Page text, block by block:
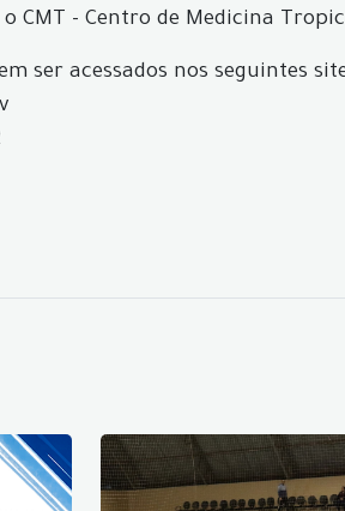
CMT - Centro de Medicina
ser acessados nos seguintes